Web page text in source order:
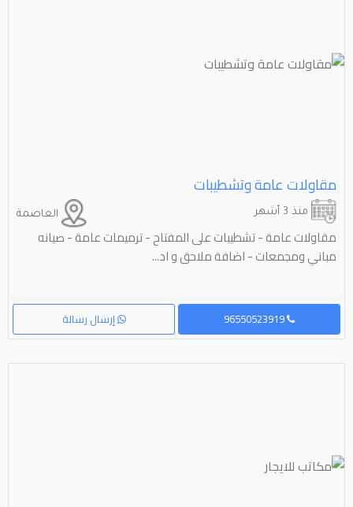
مقاولات عامة وتشطيبات
العاصمة منذ 3 أشهر
مقاولات عامة - تشطيبات على المفتاح - ترميمات عامة - صيانه
مباني ومجمعات - اضافة ملاحق و اد...
إرسال رسالة